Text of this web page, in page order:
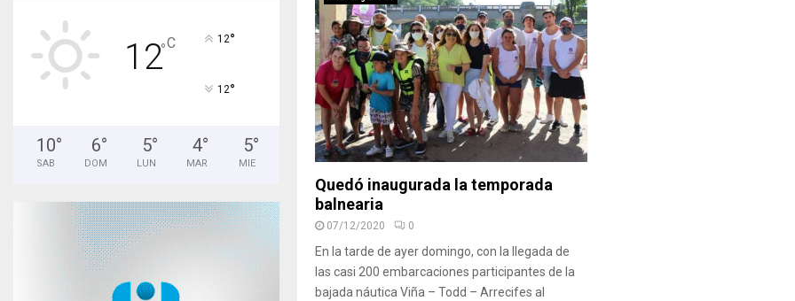
Quedó inaugurada la temporada
balnearia
07/12/2020 0
En la tarde de ayer domingo, con la llegada de
las casi 200 embarcaciones participantes de la
bajada náutica Viña – Todd – Arrecifes al
12°C 12°
12°
10°
SAB
6°
DOM
5°
LUN
4°
MAR
5°
MIE